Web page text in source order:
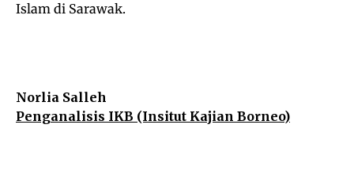
Islam di Sarawak.
Norlia Salleh
Penganalisis IKB (Insitut Kajian Borneo)